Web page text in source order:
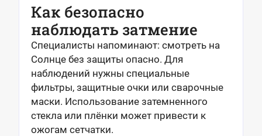
Как безопасно
наблюдать затмение
Специалисты напоминают: смотреть на
Солнце без защиты опасно. Для
наблюдений нужны специальные
фильтры, защитные очки или сварочные
маски. Использование затемненного
стекла или плёнки может привести к
ожогам сетчатки.